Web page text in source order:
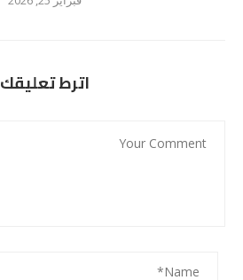
اترط تعليقك